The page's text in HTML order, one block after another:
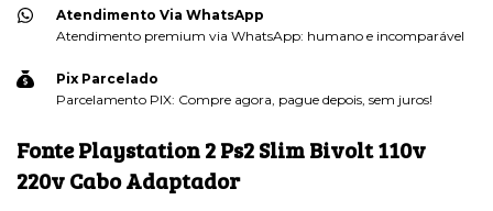
Atendimento Via WhatsApp
Atendimento premium via WhatsApp: humano e incomparável
Pix Parcelado
Parcelamento PIX: Compre agora, pague depois, sem juros!
Fonte Playstation 2 Ps2 Slim Bivolt 110v
220v Cabo Adaptador